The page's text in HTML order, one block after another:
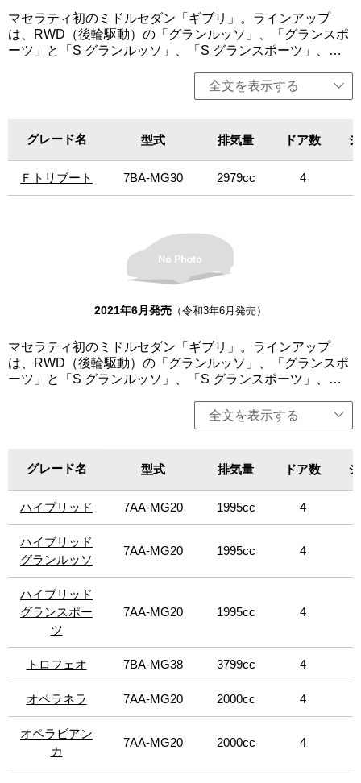
いる。このトリムは、パッケージ、そして何よりもパフォ
ーマンスの点で最上位に位置し、580馬力の強力なV8ツイ
ンターボエンジンを搭載。エクステリアは、カーボンファ
ドのブレーキキャリパーを採用。インテリアは、フルグレ
インの「Pieno Fiore」天然皮革を使用したスポーツシート
マセラティ初のミドルセダン「ギブリ」。ラインアップ
は、RWD（後輪駆動）の「グランルッソ」、「グランスポ
ーツ」と「S グランルッソ」、「S グランスポーツ」、
ンスポーツ」、ハイブリッドモデルの「ハイブリッド」、
「ハイブリッド グランルッソ」、「ハイブリッド グランス
オ」を設定。いずれも3L V6ターボエンジンを搭載し、8速
オートマチックトランスミッションを組み合わせる。クア
トロポルテより軽量かつコンパクトでスポーティーであり
ながら、パワフルなパフォーマンスを実現。卓越した性
能、操縦性、豪華さ、そして革新的なイタリアンデザイン
備。エクステリアは、新しいフロントグリルと、ジウジア
ーロによりデザインされた3200GTおよびアルフィエーリに
インスパイアされたブーメラン型の新しいリアライトクラ
メディアシステムを大幅にアップグレードした。また、日
シ氏とのコラボレーションにより生まれた特別仕様車「オ
ペラネラ」、「オペラビアンカ」を設定（日本限定40
台）。エクステリアカラーだけでなく、ブラックカラーの
ホイールやドア・ハンドルなど細部にわたって色が統一。
一方、インテリアはプレミアムレザーとアルカンターラの
コンビネーションで構成され、スティッチやヘッドレスト
スにマセラティ史上もっともアイコン的なレーシングカー
リブート」を設定（限定14台）。インテリアは、ピエノフ
ィオーレレザーにエクステリアカラーに併せて、レッドも
しくはイエローの専用スティッチにて提供。その他、専用
エンブレム、 専用ロゴ、専用ホイールライン（イエロー）
を採用。ボディカラーは「ロッソ・トリブート」と「アズ
ーロ・トリブート」を用意（各色限定7台）。「S Q4 グラ
ンルッソ」、「S Q4 グランスポーツ」は左ハンドル、「F
トリブート」は右ハンドルの設定。その他は左右ハンドル
全文を表示する
グレード名
Ｆトリブート
グレード名 型式 排気量 ドア数
Ｆトリブート 7BA-MG30 2979cc 4
2021年6月発売 （令和3年6月発売）
マセラティ初のミドルセダン「ギブリ」。ラインアップ
は、RWD（後輪駆動）の「グランルッソ」、「グランスポ
ーツ」と「S グランルッソ」、「S グランスポーツ」、
ンスポーツ」を設定。いずれも3L V6ターボエンジンを搭載
し、8速オートマチックトランスミッションを組み合わせ
ーでありながら、パワフルなパフォーマンスを実現。卓越
した性能、操縦性、豪華さ、そして革新的なイタリアンデ
ザインを採用する。エンジンは、排出ガス低減や燃費向上
が見込まれる「スタート＆ストップ機能」を全グレードに
標準装備。エクステリアは、新しいフロントグリルと、ジ
ウジアーロによりデザインされた3200GTおよびアルフィエ
ーリにインスパイアされたブーメラン型の新しいリアライ
マルチメディアシステムを大幅にアップグレードした。今
回、マセラティ初のハイブリッドモデル「ハイブリッ
ド」、「ハイブリッド グランルッソ」、「ハイブリッド グ
ランスポーツ」、ギブリ初のV8エンジン搭載モデル「トロ
力、トルク450Nmをわずか1,500rpmから発生し、最高速度
255km／h、0～100km／h加速5.7秒という目を見張るパフ
ォーマンスを有している。そして、排気ガスの流体動力学
的側面に注目し、共振器を調節することで増幅器を使わず
にマセラティ独特のエンジンサウンドを生み出すことにも
成功している。エクステリアは、マセラティ伝統の三連の
サイドエア・ベント、ブレーキキャリパー、Cピラーのサエ
全文を表示する
グレード名
ハイブリッド
ハイブリッド
グランルッソ
ハイブリッド
グランスポー
ツ
トロフェオ
オペラネラ
オペラビアン
カ
グレード名 型式 排気量 ドア数
ハイブリッド 7AA-MG20 1995cc 4
ハイブリッド
グランルッソ
7AA-MG20 1995cc 4
ハイブリッド
グランスポー
ツ
7AA-MG20 1995cc 4
トロフェオ 7BA-MG38 3799cc 4
オペラネラ 7AA-MG20 2000cc 4
オペラビアン
カ
7AA-MG20 2000cc 4